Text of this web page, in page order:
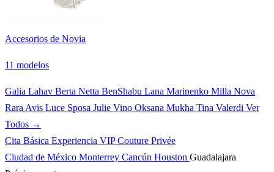
Accesorios de Novia
11 modelos
Galia Lahav Berta Netta BenShabu Lana Marinenko Milla Nova
Rara Avis Luce Sposa Julie Vino Oksana Mukha Tina Valerdi Ver
Todos →
Cita Básica Experiencia VIPCouture Privée
Ciudad de México Monterrey Cancún Houston Guadalajara